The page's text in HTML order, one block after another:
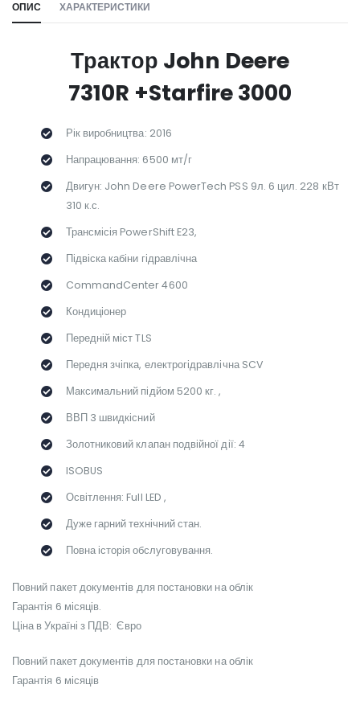
ОПИС ХАРАКТЕРИСТИКИ
Трактор John Deere
7310R +Starfire 3000
Рік виробництва: 2016
Напрацювання: 6500 мт/г
Двигун: John Deere PowerTech PSS 9л. 6 цил. 228 кВт
310 к.с.
Трансмісія PowerShift E23,
Підвіска кабіни гідравлічна
CommandCenter 4600
Кондиціонер
Передній міст TLS
Передня зчіпка, електрогідравлічна SCV
Максимальний підйом 5200 кг. ,
ВВП 3 швидкісний
Золотниковий клапан подвійної дії: 4
ISOBUS
Освітлення: Full LED ,
Дуже гарний технічний стан.
Повна історія обслуговування.
Повний пакет документів для постановки на облік
Гарантія 6 місяців.
Ціна в Україні з ПДВ: Євро
Повний пакет документів для постановки на облік
Гарантія 6 місяців